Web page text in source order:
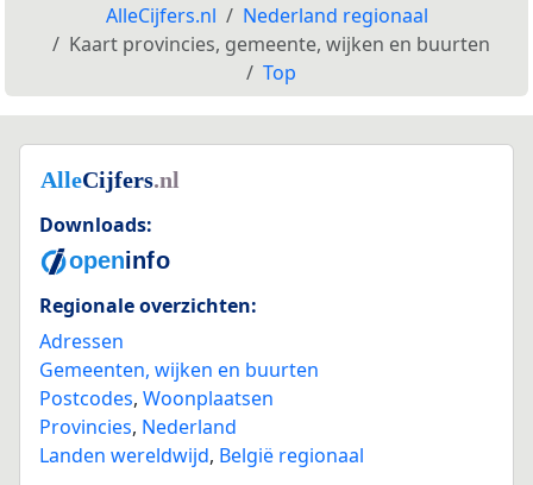
AlleCijfers.nl
Nederland regionaal
Kaart provincies, gemeente, wijken en buurten
Top
Downloads:
Regionale overzichten:
Adressen
Gemeenten, wijken en buurten
Postcodes, Woonplaatsen
Provincies, Nederland
Landen wereldwijd, België regionaal